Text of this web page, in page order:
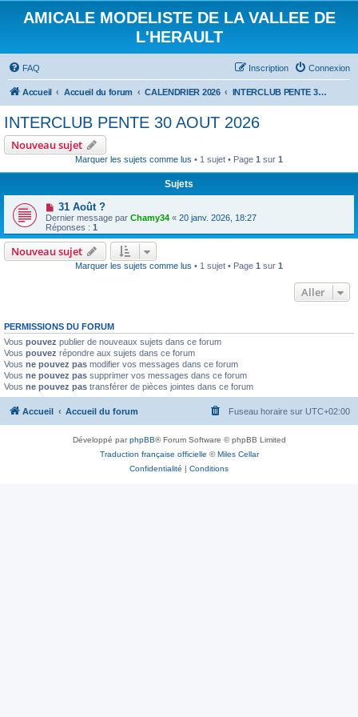
AMICALE MODELISTE DE LA VALLEE DE
L'HERAULT
FAQ Connexion
Inscription
Accueil Accueil du forum CALENDRIER 2026 INTERCLUB PENTE 30 AOUT 2026
INTERCLUB PENTE 30 AOUT 2026
Nouveau sujet
Marquer les sujets comme lus • 1 sujet • Page 1 sur 1
Sujets
31 Août ?
Dernier message par Chamy34 « 20 janv. 2026, 18:27
Réponses : 1
Nouveau sujet
Marquer les sujets comme lus • 1 sujet • Page 1 sur 1
Aller
PERMISSIONS DU FORUM
Vous pouvez publier de nouveaux sujets dans ce forum
Vous pouvez répondre aux sujets dans ce forum
Vous ne pouvez pas modifier vos messages dans ce forum
Vous ne pouvez pas supprimer vos messages dans ce forum
Vous ne pouvez pas transférer de pièces jointes dans ce forum
Accueil Accueil du forum Fuseau horaire sur UTC+02:00
Développé parphpBB® Forum Software © phpBB Limited
Traduction française officielle ©Miles Cellar
Confidentialité | Conditions